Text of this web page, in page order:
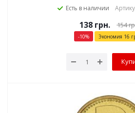
Есть в наличии
138грн. 154
-10% Экономия 16